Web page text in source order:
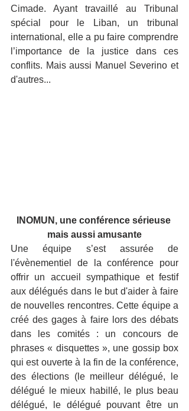
Cimade. Ayant travaillé au Tribunal
spécial pour le Liban, un tribunal
international, elle a pu faire comprendre
l’importance de la justice dans ces
conflits. Mais aussi Manuel Severino et
d'autres...
INOMUN, une conférence sérieuse
mais aussi amusante
Une équipe s’est assurée de
l'évènementiel de la conférence pour
offrir un accueil sympathique et festif
aux délégués dans le but d'aider à faire
de nouvelles rencontres. Cette équipe a
créé des gages à faire lors des débats
dans les comités : un concours de
phrases « disquettes », une gossip box
qui est ouverte à la fin de la conférence,
des élections (le meilleur délégué, le
délégué le mieux habillé, le plus beau
délégué, le délégué pouvant être un